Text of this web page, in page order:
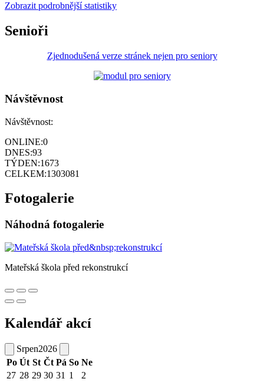
Zobrazit podrobnější statistiky
Senioři
Zjednodušená verze stránek nejen pro seniory
Návštěvnost
Návštěvnost:
ONLINE:0
DNES:93
TÝDEN:1673
CELKEM:1303081
Fotogalerie
Náhodná fotogalerie
Mateřská škola před rekonstrukcí
Kalendář akcí
Srpen2026
Po Út St Čt Pá So Ne
27 28 29 30 31 1
2